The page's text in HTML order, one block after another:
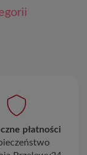
płatności